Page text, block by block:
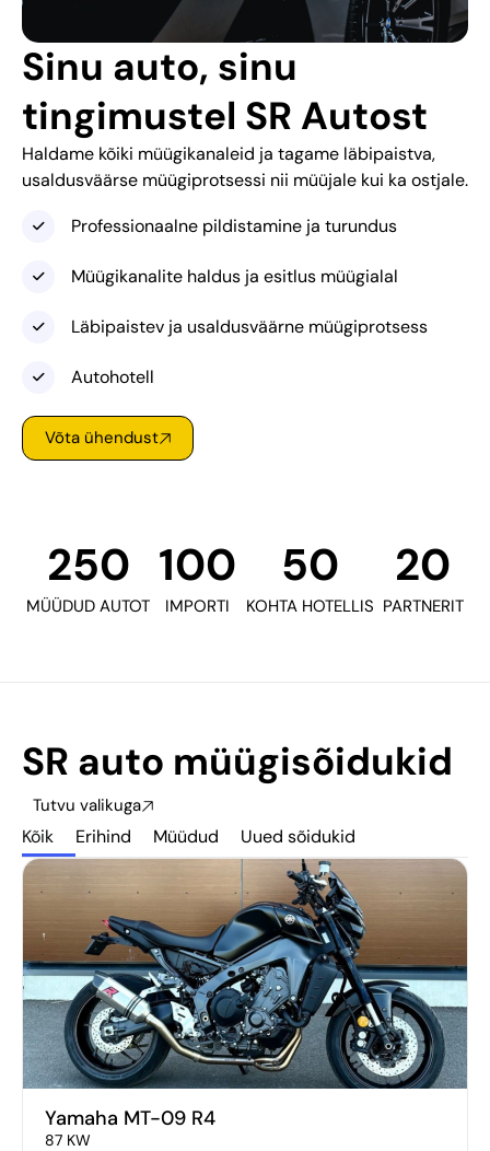
Sinu auto, sinu
tingimustel SR Autost
Haldame kõiki müügikanaleid ja tagame läbipaistva,
usaldusväärse müügiprotsessi nii müüjale kui ka ostjale.
Professionaalne pildistamine ja turundus
Müügikanalite haldus ja esitlus müügialal
Läbipaistev ja usaldusväärne müügiprotsess
Autohotell
Võta ühendust
MÜÜDUD AUTOT
250
IMPORTI
100
KOHTA HOTELLIS
50
PARTNERIT
20
SR auto müügisõidukid
Tutvu valikuga
Erihind Müüdud Uued sõidukid
Kõik
Yamaha MT-09 R4
87 KW